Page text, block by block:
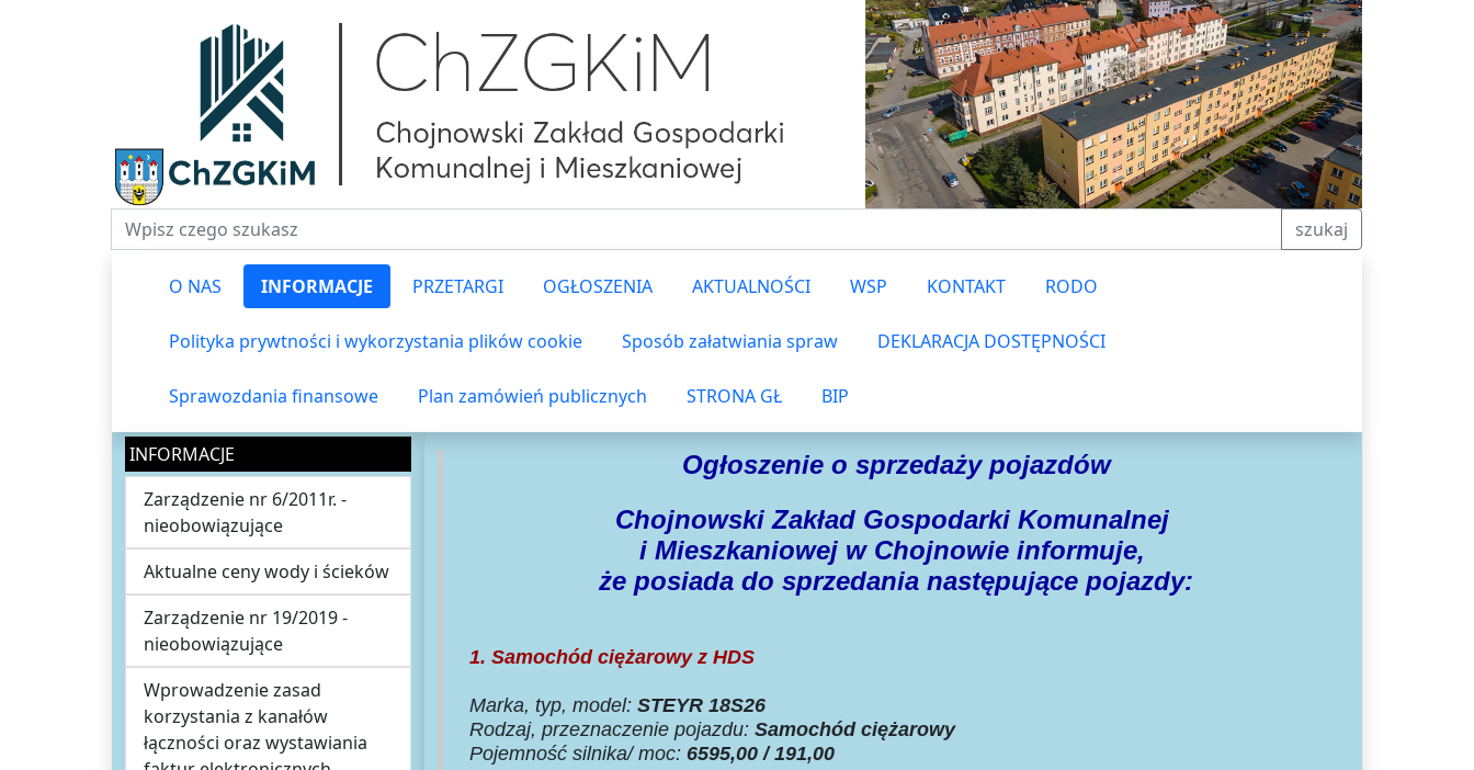
Fraza do wyszukiwania szukaj
O NAS INFORMACJE PRZETARGI OGŁOSZENIA AKTUALNOŚCI WSP KONTAKT RODO
Polityka prywtności i wykorzystania plików cookie Sposób załatwiania spraw DEKLARACJA DOSTĘPNOŚCI
Sprawozdania finansowe Plan zamówień publicznych STRONA GŁ BIP
INFORMACJE
Zarządzenie nr 6/2011r. -
nieobowiązujące
Aktualne ceny wody i ścieków
Zarządzenie nr 19/2019 -
nieobowiązujące
Wprowadzenie zasad
korzystania z kanałów
łączności oraz wystawiania
Ogłoszenie o sprzedaży pojazdów
Chojnowski Zakład Gospodarki Komunalnej
i Mieszkaniowej w Chojnowie informuje,
że posiada do sprzedania następujące pojazdy:
1. Samochód ciężarowy z HDS
Marka, typ, model: STEYR 18S26
Rodzaj, przeznaczenie pojazdu: Samochód ciężarowy
Pojemność silnika/ moc: 6595,00 / 191,00